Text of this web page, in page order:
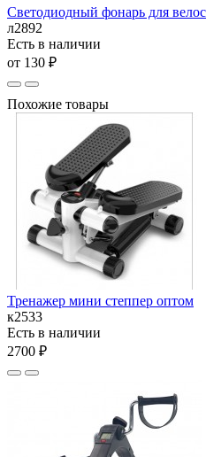
Светодиодный фонарь для
л2892
Есть в наличии
от 130 ₽
Похожие товары
Тренажер мини степпер оптом
к2533
Есть в наличии
2700 ₽